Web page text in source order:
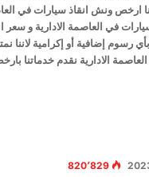
بخصم 50% لأننا ارخص ونش انقاذ سيارات في
في العاصمة الادارية و سعر
الادارية نقدم خدماتنا
820٬829